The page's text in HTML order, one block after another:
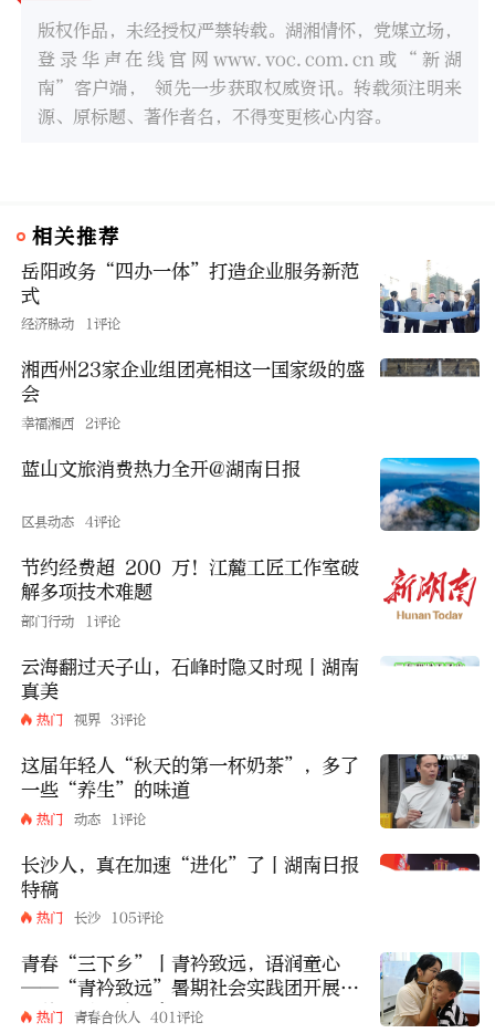
版权作品，未经授权严禁转载。湖湘情怀，党媒立场，
登录华声在线官网www.voc.com.cn或“新湖
南”客户端， 领先一步获取权威资讯。转载须注明来
源、原标题、著作者名，不得变更核心内容。
相关推荐
岳阳政务“四办一体”打造企业服务新范
式
经济脉动 1评论
湘西州23家企业组团亮相这一国家级的盛
会
幸福湘西 2评论
蓝山文旅消费热力全开@湖南日报
区县动态 4评论
节约经费超 200 万！江麓工匠工作室破
解多项技术难题
部门行动 1评论
云海翻过天子山，石峰时隐又时现丨湖南
真美
热门 视界 3评论
这届年轻人“秋天的第一杯奶茶”，多了
一些“养生”的味道
热门 动态 1评论
长沙人，真在加速“进化”了丨湖南日报
特稿
热门 长沙 105评论
青春“三下乡”丨青衿致远，语润童心
——“青衿致远”暑期社会实践团开展普
及普通话公益课堂
热门 青春合伙人 401评论